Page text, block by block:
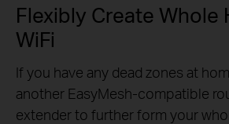
Flexibly Create Whole
WiFi
If you have any dead zones at
another EasyMesh-compatible
extender to further form your